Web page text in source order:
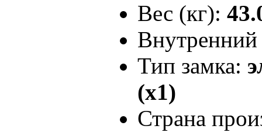
Вес (кг):
Тип замка:
(x1)
Страна